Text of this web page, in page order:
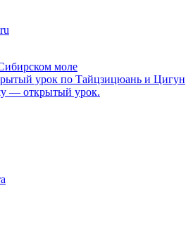
моле
урок по Тайцзицюань и Цигун
— открытый урок.